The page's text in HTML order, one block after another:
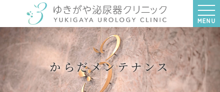
MENU
からだメンテナンス